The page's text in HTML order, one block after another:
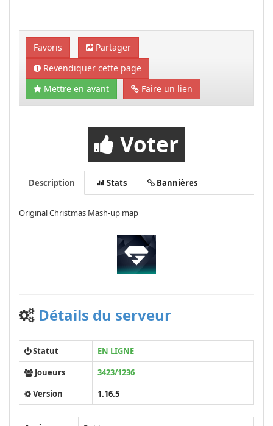
Favoris
Partager
Revendiquer cette page
Mettre en avant
Faire un lien
Voter
Description Stats Bannières
Original Christmas Mash-up map
Détails du serveur
Statut
EN LIGNE
Joueurs
3423/1236
Version
1.16.5